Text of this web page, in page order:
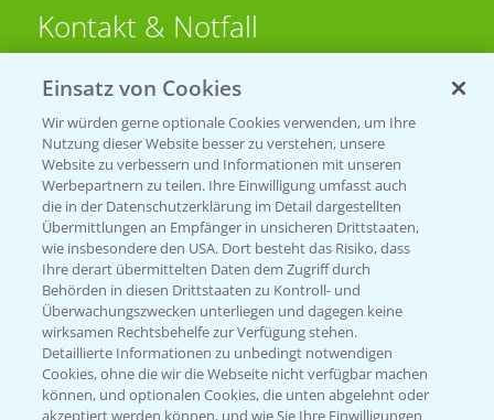
Kontakt & Notfall
Beratung auf WhatsApp
T.+49 (0)174 346 564 1
KONTAKT
Hilfe in Notfällen
T.+49 (0)214/30-20220
Einsatz von Cookies
Wir würden gerne optionale Cookies verwenden, um Ihre
Nutzung dieser Website besser zu verstehen, unsere
Website zu verbessern und Informationen mit unseren
Werbepartnern zu teilen. Ihre Einwilligung umfasst auch
die in der Datenschutzerklärung im Detail dargestellten
Übermittlungen an Empfänger in unsicheren Drittstaaten,
wie insbesondere den USA. Dort besteht das Risiko, dass
Ihre derart übermittelten Daten dem Zugriff durch
Behörden in diesen Drittstaaten zu Kontroll- und
Überwachungszwecken unterliegen und dagegen keine
wirksamen Rechtsbehelfe zur Verfügung stehen.
Detaillierte Informationen zu unbedingt notwendigen
Cookies, ohne die wir die Webseite nicht verfügbar machen
können, und optionalen Cookies, die unten abgelehnt oder
akzeptiert werden können, und wie Sie Ihre Einwilligungen